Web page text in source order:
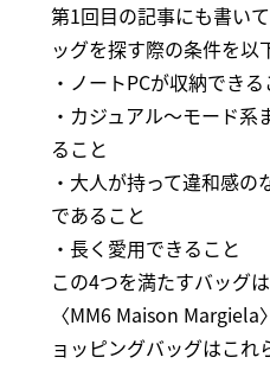
第1回目の記事にも書い
ッグを探す際の条件を以
・ノートPCが収納できる
・カジュアル～モード
ること
・大人が持って違和感
であること
・長く愛用できること
この4つを満たすバッグ
〈MM6 Maison
ョッピングバッグはこれ